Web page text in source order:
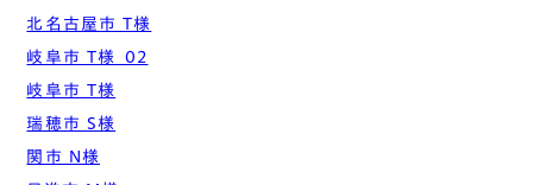
北名古屋市 T様
岐阜市 T様_02
岐阜市 T様
瑞穂市 S様
関市 N様